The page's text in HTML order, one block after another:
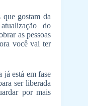
gostam da
do
as pessoas
você vai ter
já está em fase
ser liberada
por mais